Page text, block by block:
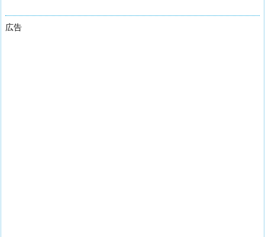
広告